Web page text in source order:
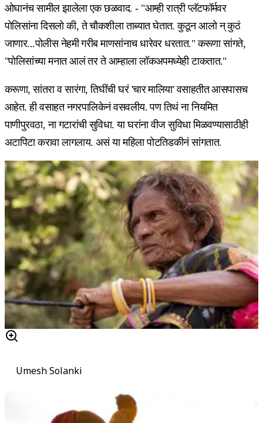
ओघानंच सामील झालेला एक छळवाद. - "आम्ही रात्री प्लॅटफॉर्मवर
पोलिसांना दिसलो की, ते चौकशीला ताब्यात घेतात. कुठून आलो न् कुठं
जाणार...पोलीस नेहमी गरीब माणसांनाच धारेवर धरतात." करूणा सांगते,
"पोलिसांच्या मनात आलं तर ते आम्हाला लॉकअपमध्येही टाकतात."
करूणा, सांतरा व सारंगा, तिघींची घरं 'चार मालिया' वसाहतीत आसपासच
आहेत. ही वसाहत नगरपालिकेनं वसवलीय. पण तिथं ना नियमित
पाणीपुरवठा, ना गटारांची सुविधा. या घरांना वीज सुविधा मिळवण्यासाठीही
अटापिटा करावा लागलाय. असं या महिला पोटतिडकीनं सांगतात.
Umesh Solanki